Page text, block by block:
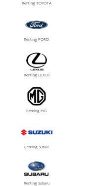
Renting TOYOTA
Renting FORD
Renting LEXUS
Renting MG
Renting Suzuki
Renting Subaru